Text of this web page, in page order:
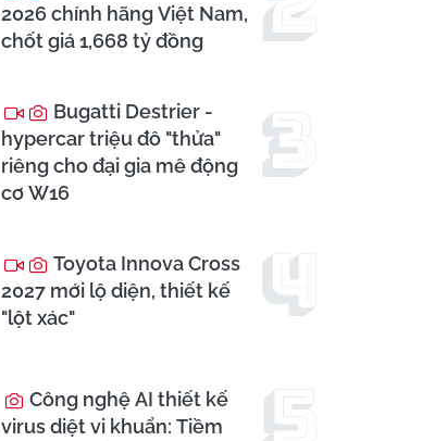
2026 chính hãng Việt Nam,
chốt giá 1,668 tỷ đồng
Bugatti Destrier -
hypercar triệu đô "thửa"
riêng cho đại gia mê động
cơ W16
Toyota Innova Cross
2027 mới lộ diện, thiết kế
"lột xác"
Công nghệ AI thiết kế
virus diệt vi khuẩn: Tiềm